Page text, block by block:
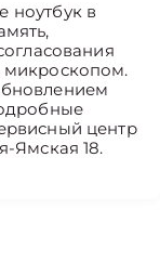
ноутбук в
микроскопом.
центр
Ямская 18.